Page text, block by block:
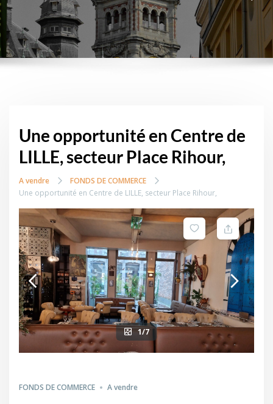
Une opportunité en Centre de
LILLE, secteur Place Rihour,
A vendre
FONDS DE COMMERCE
Une opportunité en Centre de LILLE, secteur Place Rihour,
1/7
FONDS DE COMMERCE A vendre